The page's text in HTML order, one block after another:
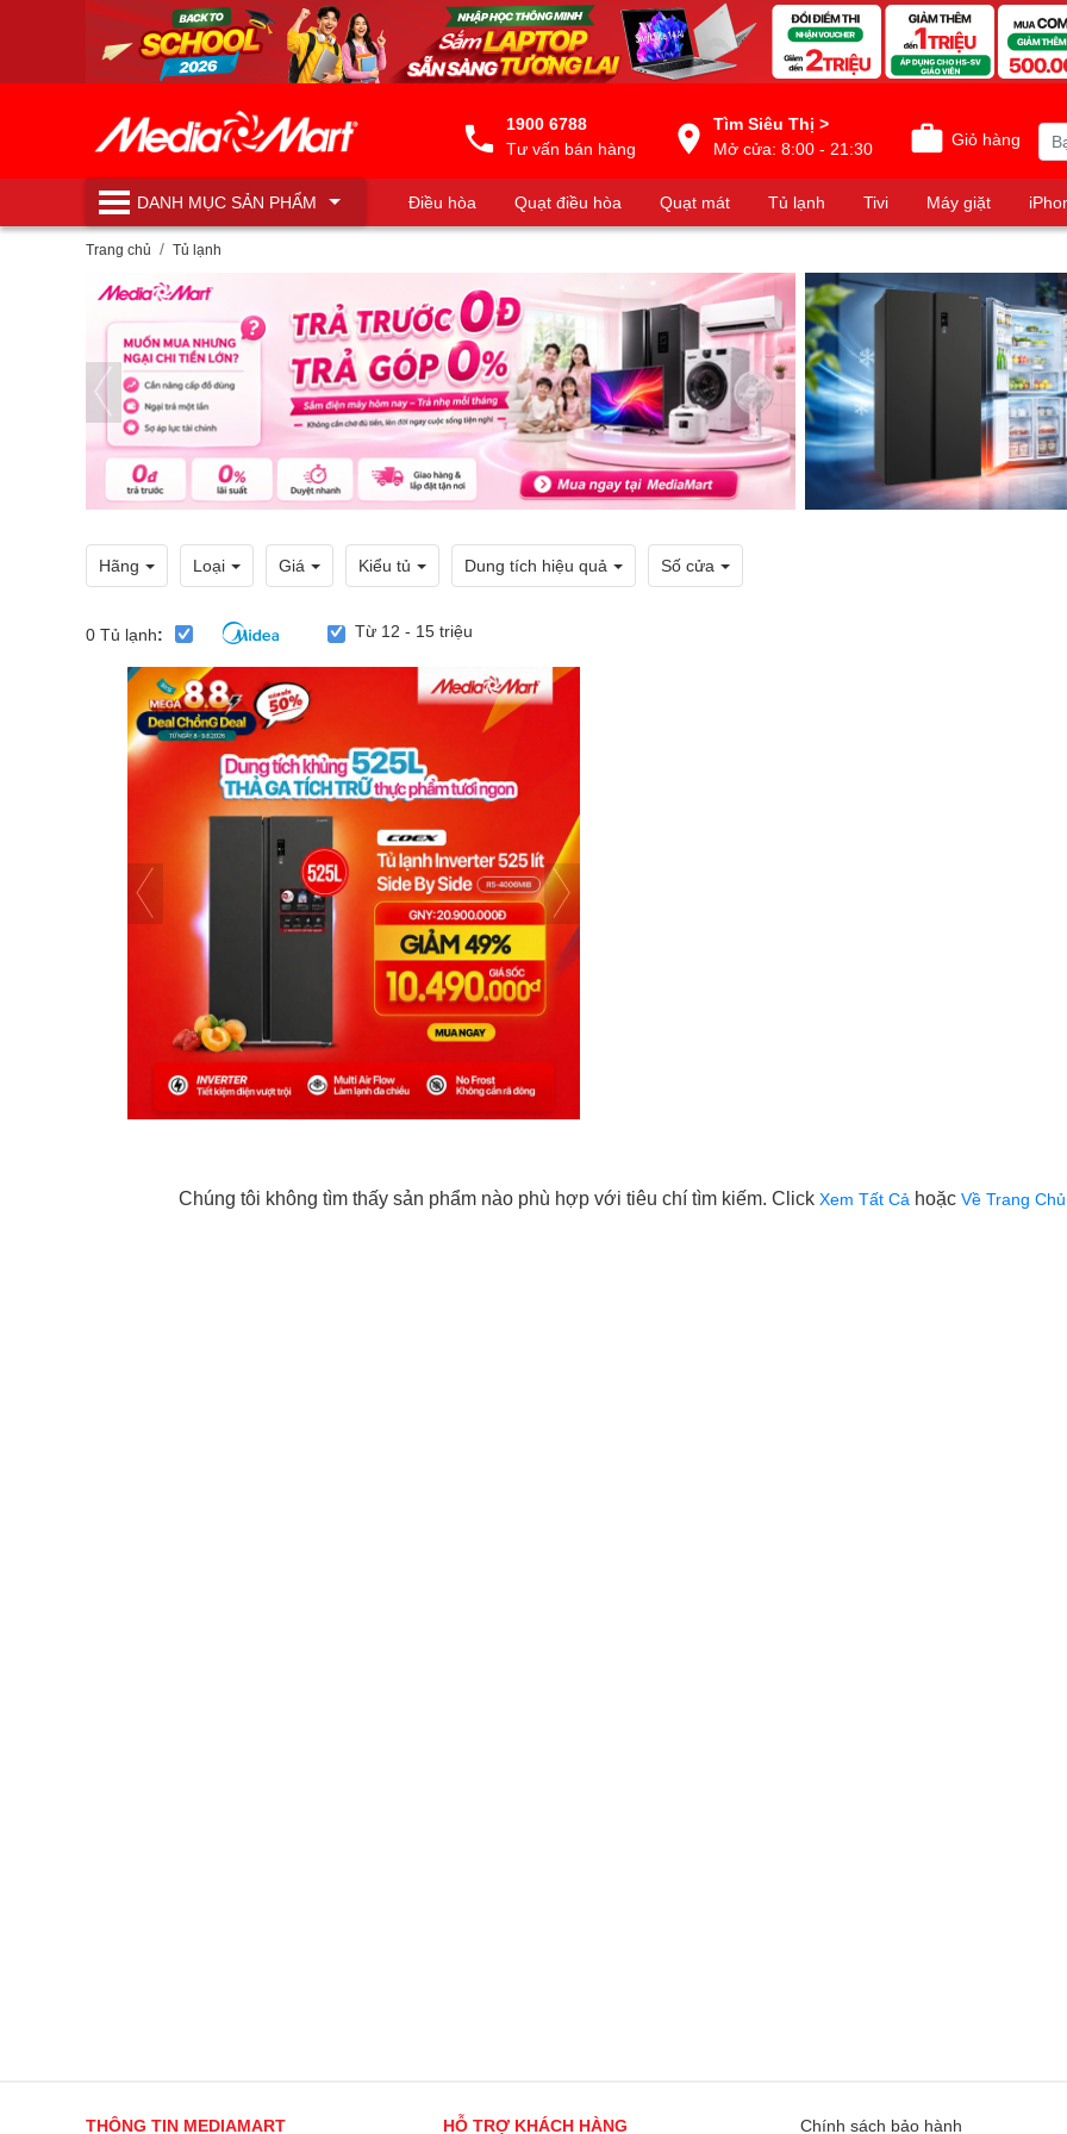
1900 6788
Tư vấn bán hàng
Tìm Siêu Thị >
Mở cửa: 8:00 - 21:30
Giỏ hàng
DANH MỤCSẢN PHẨM Điều hòa Quạt điều hòa Quạt mát Tủ lạnh Tivi Máy giặt
Máy lọc nước
Trang chủ Tủ lạnh
Hãng Loại Giá Kiểu tủ Dung tích hiệu quả Số cửa
0 Tủ lạnh: Từ 12 - 15 triệu
Chúng tôi không tìm thấy sản phẩm nào phù hợp với tiêu chí tìm kiếm. Click Xem Tất Cả hoặc Về Trang Chủ
THÔNG TIN MEDIAMART HỖ TRỢ KHÁCH HÀNG Chính sách bảo hành